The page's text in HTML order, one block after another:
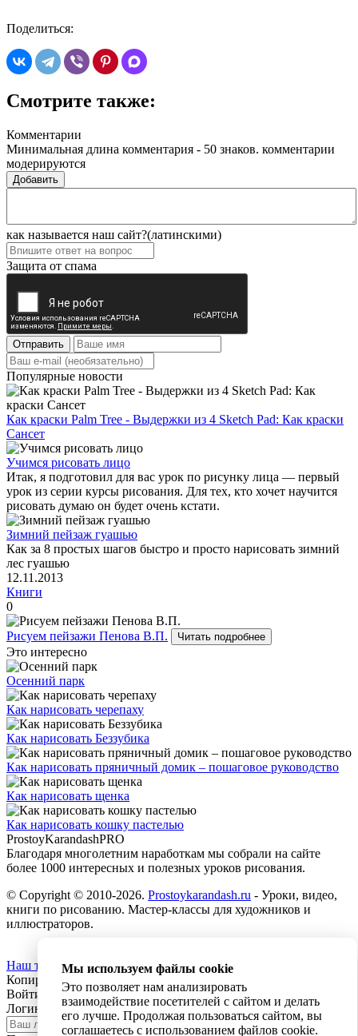
Поделиться:
Смотрите также:
Комментарии
Минимальная длина комментария - 50 знаков. комментарии
модерируются
Добавить
как называется наш сайт?(латинскими)
Защита от спама
Отправить
Популярные новости
Как краски Palm Tree - Выдержки из 4 Sketch Pad: Как краски
Сансет
Учимся рисовать лицо
Итак, я подготовил для вас урок по рисунку лица — первый
урок из серии курсы рисования. Для тех, кто хочет научится
рисовать думаю он будет очень кстати.
Зимний пейзаж гуашью
Как за 8 простых шагов быстро и просто нарисовать зимний
лес гуашью
12.11.2013
Книги
0
Рисуем пейзажи Пенова В.П. Читать подробнее
Это интересно
Осенний парк
Как нарисовать черепаху
Как нарисовать Беззубика
Как нарисовать пряничный домик – пошаговое руководство
Как нарисовать щенка
Как нарисовать кошку пастелью
ProstoyKarandashPRO
Благодаря многолетним наработкам мы cобрали на сайте
более 1000 интересных и полезных уроков рисования.
© Copyright © 2010-2026. Prostoykarandash.ru - Уроки, видео,
книги по рисованию. Мастер-классы для художников и
иллюстраторов.
Наш телеграм канал
Копирование текста с сайта запрещено
Войти
Регистрация
Логин:
Мы используем файлы cookie
Это позволяет нам анализировать
взаимодействие посетителей с сайтом и делать
его лучше. Продолжая пользоваться сайтом, вы
соглашаетесь с использованием файлов cookie.